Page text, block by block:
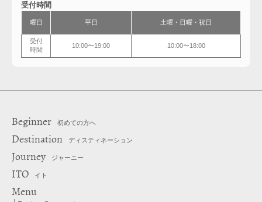
受付時間
曜日 平日 土曜・日曜・祝日
受付
時間
10:00〜19:00 10:00〜18:00
Beginner 初めての方へ
Destination ディスティネーション
Journey ジャーニー
ITO イト
Menu